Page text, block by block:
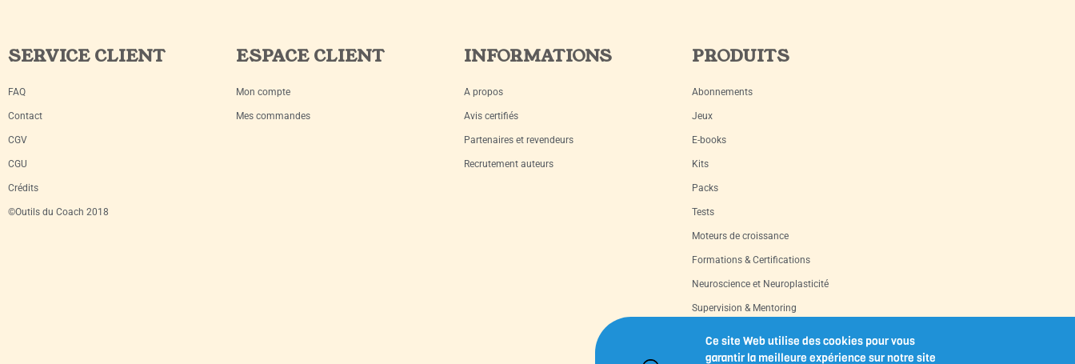
SERVICE CLIENT
FAQ
Contact
CGV
CGU
Crédits
©Outils du Coach 2018
ESPACE CLIENT
Mon compte
Mes commandes
INFORMATIONS
A propos
Avis certifiés
Partenaires et revendeurs
Recrutement auteurs
PRODUITS
Abonnements
Jeux
E-books
Kits
Packs
Tests
Moteurs de croissance
Formations & Certifications
Neuroscience et Neuroplasticité
Supervision & Mentoring
Capsules-outils imprimables
Ce site Web utilise des cookies pour vous
garantir la meilleure expérience sur notre site